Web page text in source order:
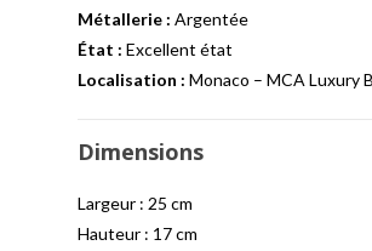
Métallerie : Argentée
État : Excellent état
Localisation : Monaco – MCA Luxury
Dimensions
Largeur : 25 cm
Hauteur : 17 cm